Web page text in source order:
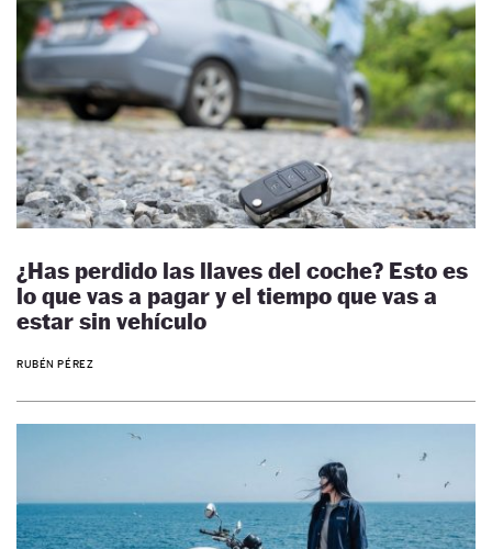
¿Has perdido las llaves del coche? Esto es
lo que vas a pagar y el tiempo que vas a
estar sin vehículo
RUBÉN PÉREZ